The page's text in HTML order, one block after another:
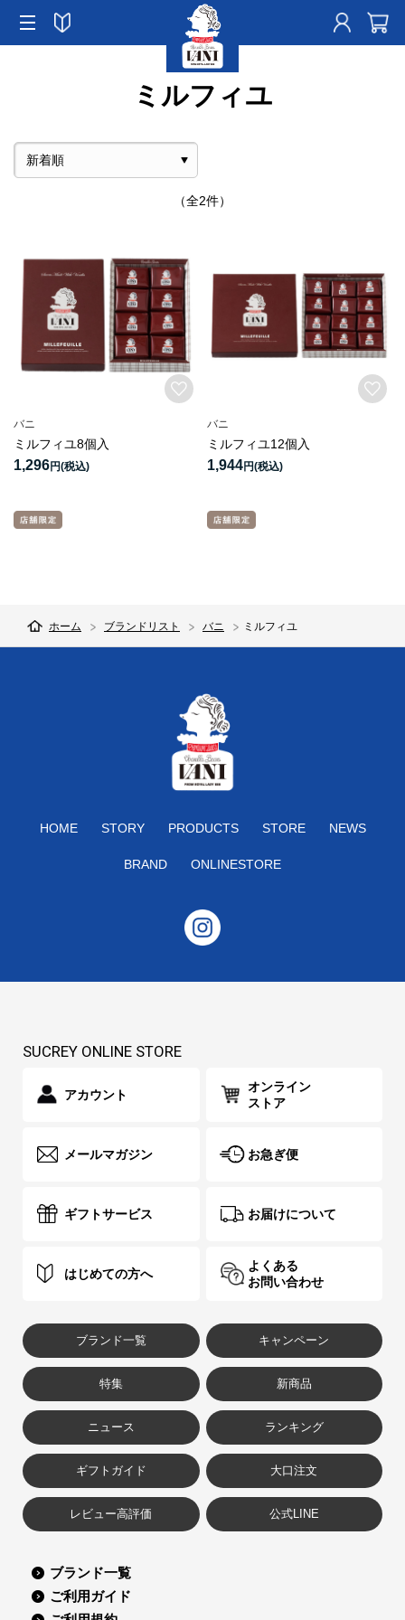
ミルフィユ
（全2件）
バニ
ミルフィユ8個入
1,296円
バニ
ミルフィユ12個入
1,944円
ホーム ブランドリスト バニ ミルフィユ
HOME STORY PRODUCTS STORE NEWS
BRAND ONLINESTORE
SUCREY ONLINE STORE
アカウント
オンライン
ストア
メールマガジン お急ぎ便
ギフトサービス お届けについて
はじめての方へ
よくある
お問い合わせ
ブランド一覧 キャンペーン
特集 新商品
ニュース ランキング
ギフトガイド 大口注文
レビュー高評価 公式LINE
ブランド一覧
ご利用ガイド